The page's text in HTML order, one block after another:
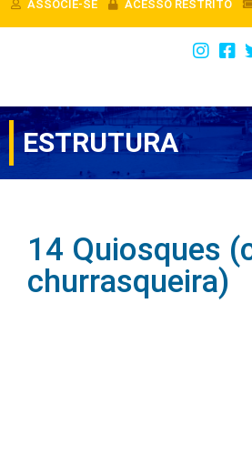
ASSOCIE-SE ACESSO RESTRITO
ESTRUTURA
14 Quiosques
churrasqueira)